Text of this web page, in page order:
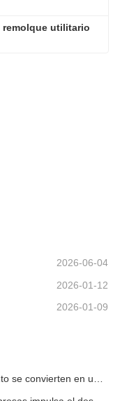
remolque utilitario
2026-06-04
2026-01-12
2026-01-09
Los ejes de semirremolque sin mantenimiento se convierten en una tendencia dominante: análisis de principios técnicos y beneficios reales